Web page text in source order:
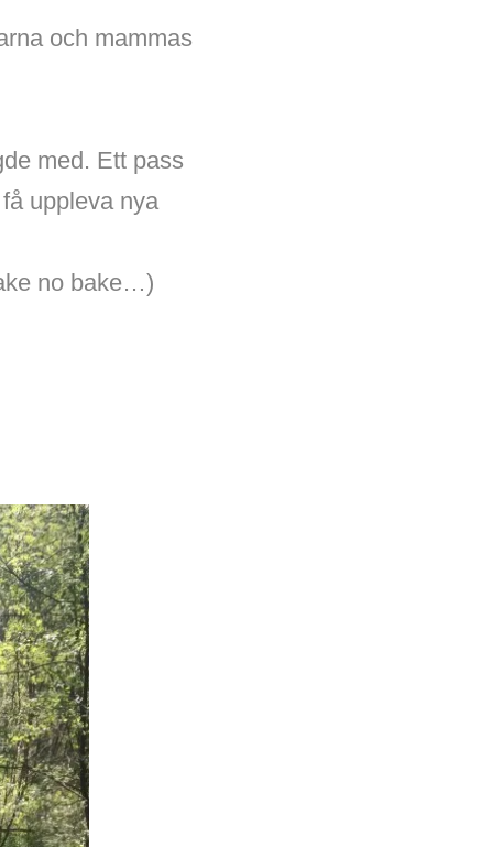
och mammas
med. Ett pass
uppleva nya
no bake…)